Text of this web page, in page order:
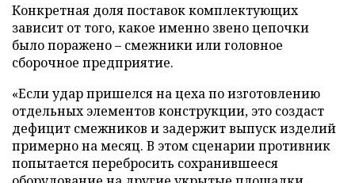
Конкретная доля поставок комплектующих
зависит от того, какое именно звено цепочки
было поражено – смежники или головное
сборочное предприятие.
«Если удар пришелся на цеха по изготовлению
отдельных элементов конструкции, это создаст
дефицит смежников и задержит выпуск изделий
примерно на месяц. В этом сценарии противник
попытается перебросить сохранившееся